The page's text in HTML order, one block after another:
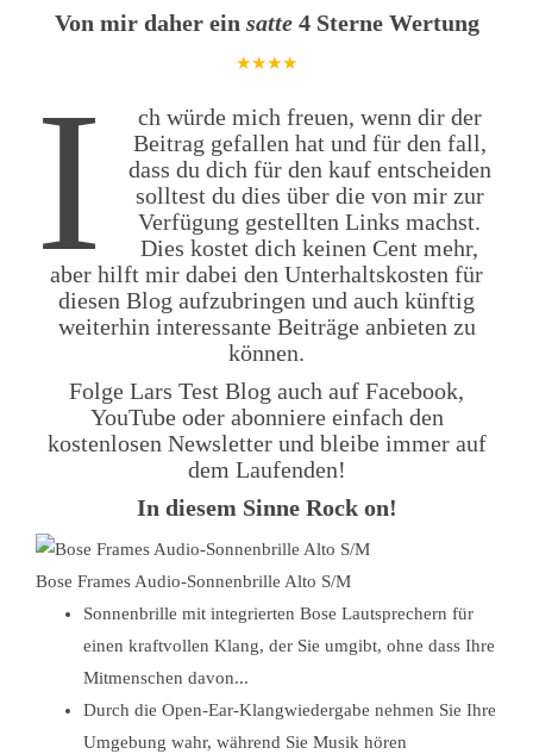
Von mir daher ein satte4 Sterne Wertung
★★★★
I
ch würde mich freuen, wenn dir der
Beitrag gefallen hat und für den fall,
dass du dich für den kauf entscheiden
solltest du dies über die von mir zur
Verfügung gestellten Links machst.
Dies kostet dich keinen Cent mehr,
aber hilft mir dabei den Unterhaltskosten für
diesen Blog aufzubringen und auch künftig
weiterhin interessante Beiträge anbieten zu
können.
Folge Lars Test Blog auch auf Facebook,
YouTube oder abonniere einfach den
kostenlosen Newsletter und bleibe immer auf
dem Laufenden!
In diesem Sinne Rock on!
Bose Frames Audio-Sonnenbrille Alto S/M
Sonnenbrille mit integrierten Bose Lautsprechern für
einen kraftvollen Klang, der Sie umgibt, ohne dass Ihre
Mitmenschen davon...
Durch die Open-Ear-Klangwiedergabe nehmen Sie Ihre
Umgebung wahr, während Sie Musik hören